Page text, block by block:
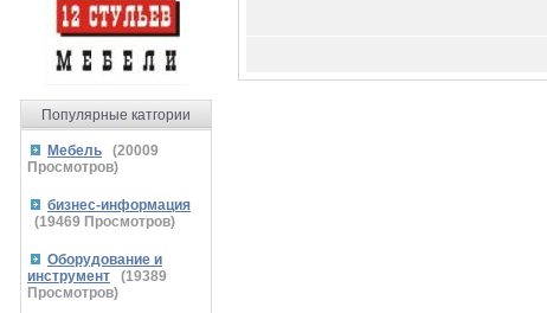
Популярные катгории
Мебель (20009
Просмотров)
бизнес-информация
(19469 Просмотров)
Оборудование и
инструмент
(19389
Просмотров)